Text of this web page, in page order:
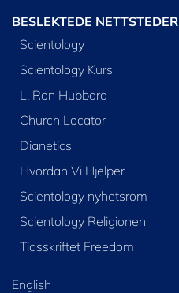
BESLEKTEDE NETTSTEDER
Scientology
Scientology Kurs
L. Ron Hubbard
Church Locator
Dianetics
Hvordan Vi Hjelper
Scientology nyhetsrom
Scientology Religionen
Tidsskriftet Freedom
English